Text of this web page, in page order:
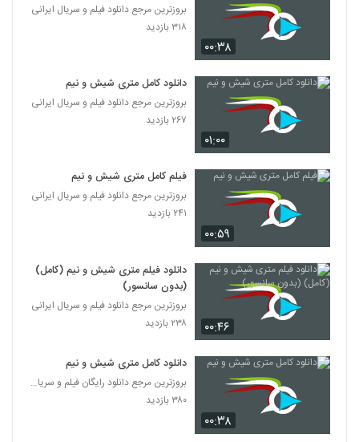
۰۰:۳۸
بروزترین مرجع دانلود فیلم و سریال ایرانی
۳۱۸ بازدید
۰۱:۰۰
دانلود کامل متری شیش و نیم
بروزترین مرجع دانلود فیلم و سریال ایرانی
۲۶۷ بازدید
۰۰:۵۹
فیلم کامل متری شیش و نیم
بروزترین مرجع دانلود فیلم و سریال ایرانی
۲۴۱ بازدید
۰۰:۴۶
دانلود فیلم متری شیش و نیم (کامل)
(بدون سانسور)
بروزترین مرجع دانلود فیلم و سریال ایرانی
۲۳۸ بازدید
۰۰:۳۸
دانلود کامل متری شیش و نیم
بروزترین مرجع دانلود رایگان فیلم و سریال ایرانی
۳۸۰ بازدید